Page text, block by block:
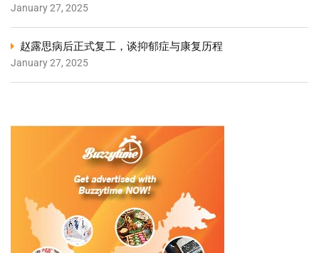
January 27, 2025
赵露思病后正式复工，谈抑郁症与康复历程
January 27, 2025